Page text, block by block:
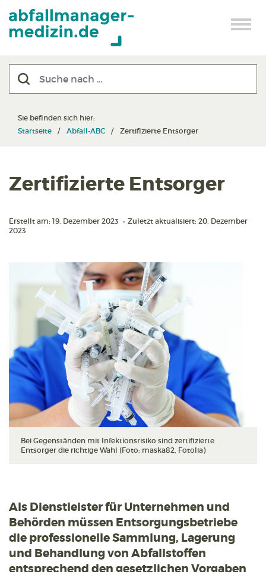
Sie befinden sich hier:
Startseite
Abfall-ABC Zertifizierte Entsorger
Zertifizierte Entsorger
Erstellt am: 19. Dezember 2023 • Zuletzt aktualisiert: 20. Dezember
2023
Bei Gegenständen mit Infektionsrisiko sind zertifizierte
Entsorger die richtige Wahl (Foto: maska82, Fotolia)
Als Dienstleister für Unternehmen und
Behörden müssen Entsorgungsbetriebe
die professionelle Sammlung, Lagerung
und Behandlung von Abfallstoffen
entsprechend den gesetzlichen Vorgaben